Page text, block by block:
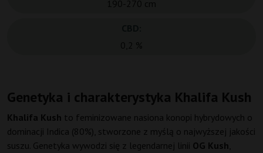
Genetyka i charakterystyka Khalifa Kush
Khalifa Kush to feminizowane nasiona konopi hybrydowych o
dominacji Indica (80%), stworzone z myślą o najwyższej jakości
suszu. Genetyka wywodzi się z legendarnej linii OG Kush